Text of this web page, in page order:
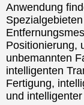
Anwendung
Positionierung,
unbemannten
intelligenten
Fertigung,
und